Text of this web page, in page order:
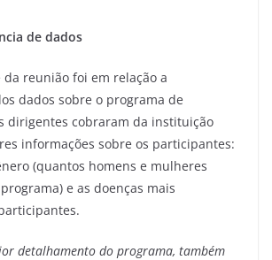
de dados
reunião foi em relação a
dados sobre o programa de
dirigentes cobraram da instituição
informações sobre os participantes:
(quantos homens e mulheres
e as doenças mais
detalhamento do programa, também